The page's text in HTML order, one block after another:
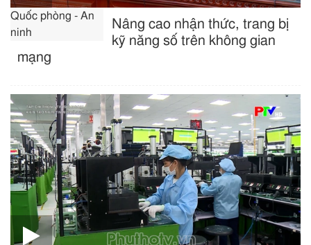
Quốc phòng - An
ninh
Nâng cao nhận thức, trang bị
kỹ năng số trên không gian
mạng